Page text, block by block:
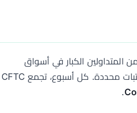
المتداولين الكبار في أسواق
العقود الآجلة الأمريكية المنظمة الإبلاغ عن المراكز فوق عتبات محددة. كل أسبوع، تجمع CFTC
.